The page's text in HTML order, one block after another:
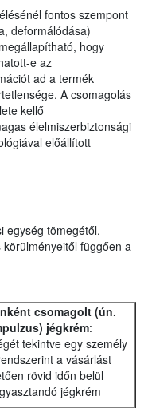
fontos szempont
deformálódása)
hogy
e az
ad a termék
A csomagolás
kellő
élelmiszerbiztonsági
előállított
egység tömegétől,
függően a
csomagolt (ún.
jégkrém:
tekintve egy személy
a vásárlást
rövid időn belül
jégkrém